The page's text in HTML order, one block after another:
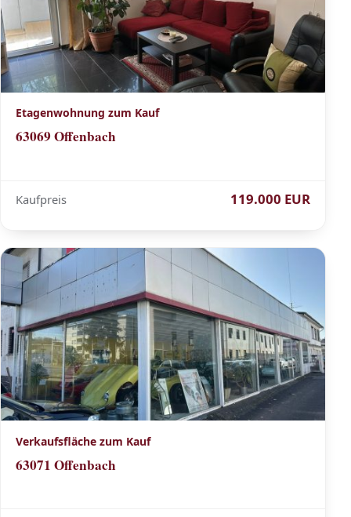
Etagenwohnung zum Kauf
63069 Offenbach
Kaufpreis 119.000 EUR
Verkaufsfläche zum Kauf
63071 Offenbach